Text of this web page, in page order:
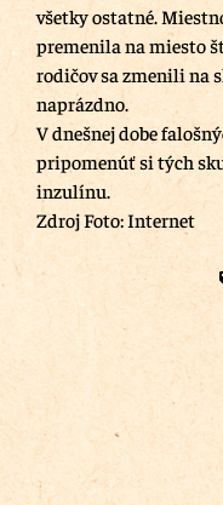
všetky ostatné.
premenila na miesto
rodičov sa zmenili na
naprázdno.
V dnešnej dobe
pripomenúť si tých
inzulínu.
Zdroj Foto: Internet